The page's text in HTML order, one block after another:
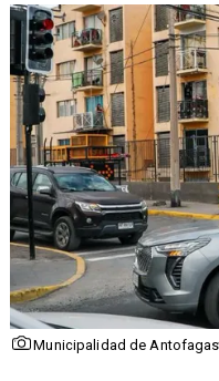
Municipalidad de